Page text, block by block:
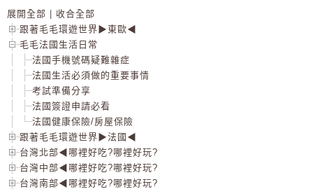
展開全部 | 收合全部
跟著毛毛環遊世界▶東歐◀
毛毛法國生活日常
法國手機號碼疑難雜症
法國生活必須做的重要事情
考試準備分享
法國簽證申請必看
法國健康保險/房屋保險
跟著毛毛環遊世界▶法國◀
台灣北部◀哪裡好吃?哪裡好玩?
台灣中部◀哪裡好吃?哪裡好玩?
台灣南部◀哪裡好吃?哪裡好玩?